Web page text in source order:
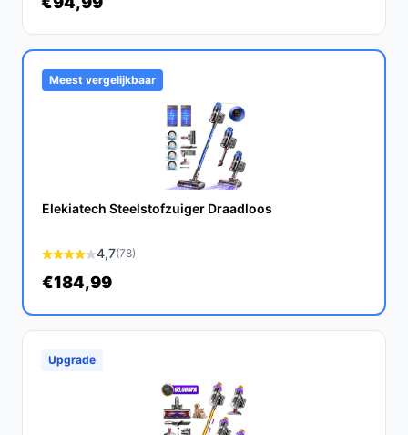
Capaciteit van het verzamelreservoir van 0,40 l: Dit
biedt voldoende ruimte voor stof en vuil, wat
Veelgestelde vragen
Hoe lang gaat dit product mee?
Met de juiste verzorging en onderhoud kan de Philips
Steelstofzuiger jarenlang meegaan. De accu is
ontworpen voor vele oplaadcycli, waardoor je langdurig
Is dit geschikt voor het opruimen van huisdierenhaar?
Ja, de krachtige zuigkracht van deze stofzuiger maakt
Wat zijn de belangrijkste verschillen met andere
draadloze stofzuigers?
Meest vergelijkbaar
Elekiatech Steelstofzuiger Draadloos
4,7(78)
€184,99
Upgrade